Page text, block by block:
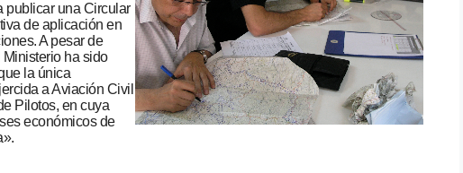
publicar una Circular
de aplicación en
A pesar de
ha sido
la única
a Aviación Civil
Pilotos, en cuya
económicos de